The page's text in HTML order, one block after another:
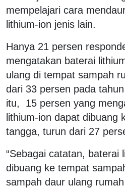
mempelajari cara
lithium-ion jenis lain.
Hanya 21 persen
mengatakan baterai
ulang di tempat sampah
dari 33 persen pada
itu, 15 persen yang
lithium-ion dapat dibuang
tangga, turun dari 27
“Sebagai catatan, baterai
dibuang ke tempat
sampah daur ulang